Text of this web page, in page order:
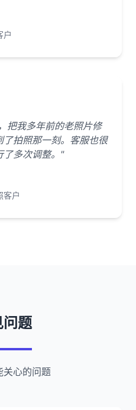
户
把我多年前的老照片修
拍照那一刻。客服也很
了多次调整。"
客户
问题
关心的问题